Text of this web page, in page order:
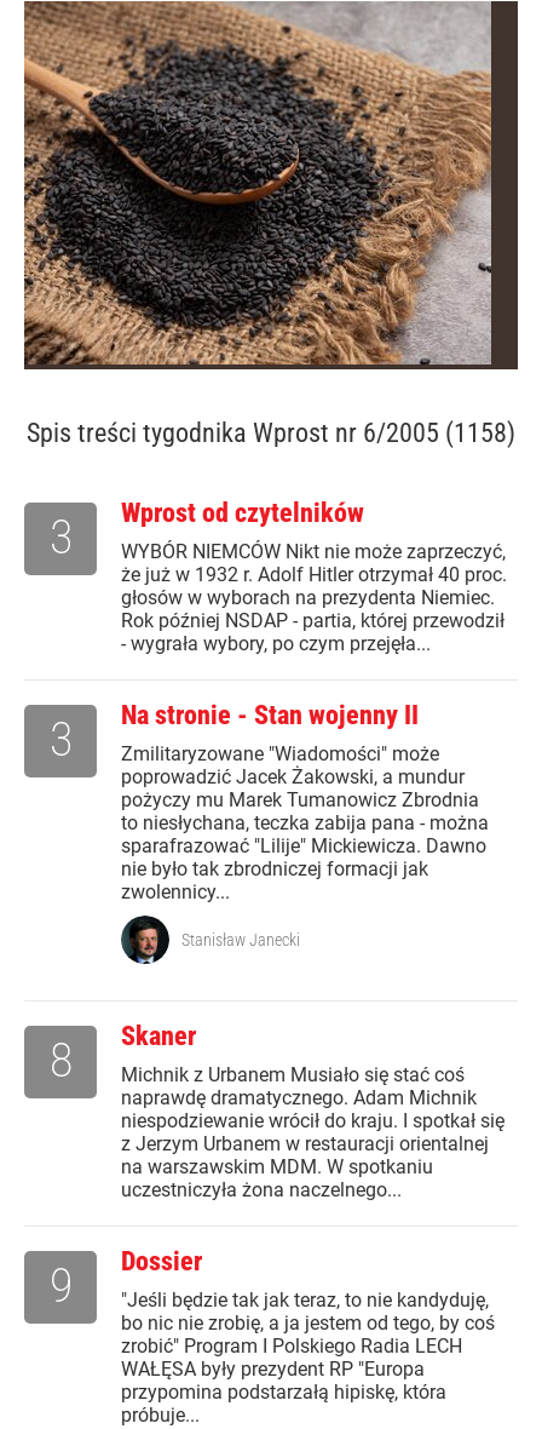
Spis treści tygodnika Wprost nr 6/2005 (1158)
Wprost od czytelników
WYBÓR NIEMCÓW Nikt nie może zaprzeczyć,
że już w 1932 r. Adolf Hitler otrzymał 40 proc.
głosów w wyborach na prezydenta Niemiec.
Rok później NSDAP - partia, której przewodził
- wygrała wybory, po czym przejęła...
3
Na stronie - Stan wojenny II
Zmilitaryzowane "Wiadomości" może
poprowadzić Jacek Żakowski, a mundur
pożyczy mu Marek Tumanowicz Zbrodnia
to niesłychana, teczka zabija pana - można
sparafrazować "Lilije" Mickiewicza. Dawno
nie było tak zbrodniczej formacji jak
zwolennicy...
3
Stanisław Janecki
Skaner
Michnik z Urbanem Musiało się stać coś
naprawdę dramatycznego. Adam Michnik
niespodziewanie wrócił do kraju. I spotkał się
z Jerzym Urbanem w restauracji orientalnej
na warszawskim MDM. W spotkaniu
uczestniczyła żona naczelnego...
8
Dossier
"Jeśli będzie tak jak teraz, to nie kandyduję,
bo nic nie zrobię, a ja jestem od tego, by coś
zrobić" Program I Polskiego Radia LECH
WAŁĘSA były prezydent RP "Europa
przypomina podstarzałą hipiskę, która
próbuje...
9